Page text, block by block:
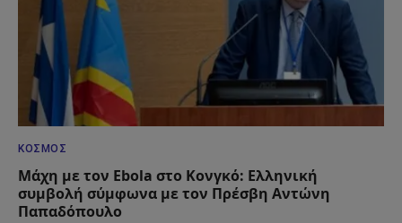
ΚΌΣΜΟΣ
Μάχη με τον Ebola στο Κονγκό: Ελληνική
συμβολή σύμφωνα με τον Πρέσβη Αντώνη
Παπαδόπουλο